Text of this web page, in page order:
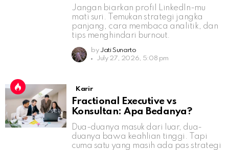
Jangan biarkan profil LinkedIn-mu
mati suri. Temukan strategi jangka
panjang, cara membaca analitik, dan
tips menghindari burnout.
by Jati Sunarto
July 27, 2026, 5:08 pm
Karir
Fractional Executive vs
Konsultan: Apa Bedanya?
Dua-duanya masuk dari luar, dua-
duanya bawa keahlian tinggi. Tapi
cuma satu yang masih ada pas strategi